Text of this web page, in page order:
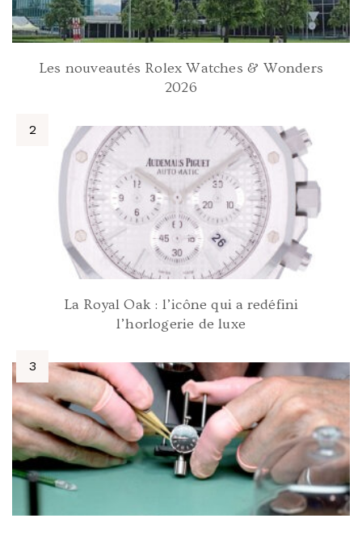
Les nouveautés Rolex Watches & Wonders
2026
La Royal Oak : l’icône qui a redéfini
l’horlogerie de luxe